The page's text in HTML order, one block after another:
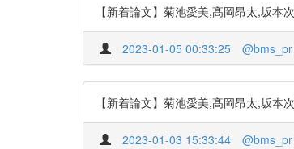
【新着論文】菊池愛美,髙岡昂太,坂
2023-01-05 00:33:25 @bms_pr
【新着論文】菊池愛美,髙岡昂太,坂
2023-01-03 15:33:44 @bms_pr